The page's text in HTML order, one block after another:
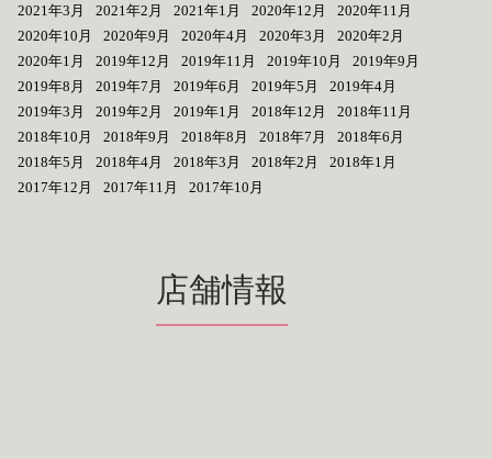
2021年3月
2021年2月 2021年1月 2020年12月
2020年11月
2020年10月
2020年9月 2020年4月 2020年3月
2020年2月
2020年1月
2019年12月 2019年11月 2019年10月
2019年9月
2019年8月
2019年7月 2019年6月 2019年5月
2019年4月
2019年3月
2019年2月 2019年1月 2018年12月
2018年11月
2018年10月
2018年9月 2018年8月 2018年7月
2018年6月
2018年5月
2018年4月 2018年3月 2018年2月
2018年1月
2017年12月
2017年11月 2017年10月
店舗情報